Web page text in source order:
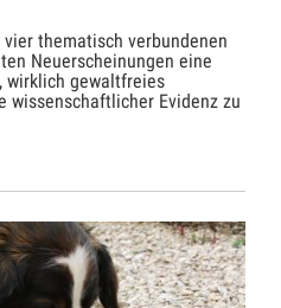
thematisch verbundenen
Neuerscheinungen eine
wirklich gewaltfreies
wissenschaftlicher Evidenz zu